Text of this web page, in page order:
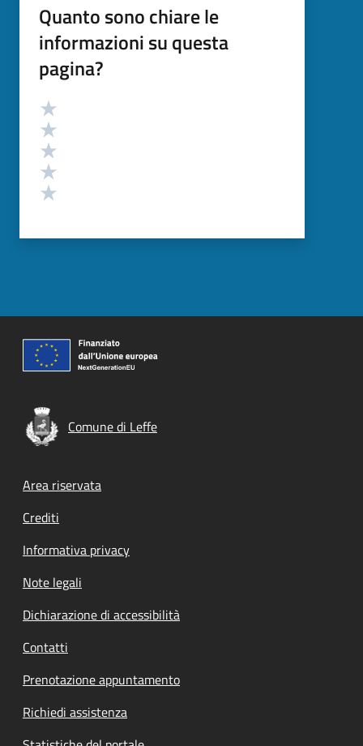
Quanto sono chiare le
informazioni su questa
pagina?
Valutazione
Comune di Leffe
Footer menu
Area riservata
Crediti
Informativa privacy
Note legali
Dichiarazione di accessibilità
Contatti
Prenotazione appuntamento
Richiedi assistenza